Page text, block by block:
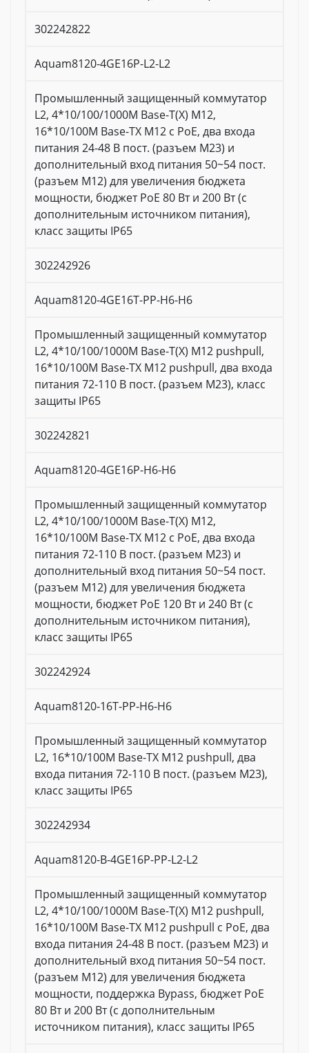
302242822
Aquam8120-4GE16P-L2-L2
Промышленный защищенный коммутатор
L2, 4*10/100/1000M Base-T(X) M12,
16*10/100M Base-TX M12 с PoE, два входа
питания 24-48 В пост. (разъем M23) и
дополнительный вход питания 50~54 пост.
(разъем M12) для увеличения бюджета
мощности, бюджет PoE 80 Вт и 200 Вт (с
дополнительным источником питания),
класс защиты IP65
302242926
Aquam8120-4GE16T-PP-H6-H6
Промышленный защищенный коммутатор
L2, 4*10/100/1000M Base-T(X) M12 pushpull,
16*10/100M Base-TX M12 pushpull, два входа
питания 72-110 В пост. (разъем M23), класс
защиты IP65
302242821
Aquam8120-4GE16P-H6-H6
Промышленный защищенный коммутатор
L2, 4*10/100/1000M Base-T(X) M12,
16*10/100M Base-TX M12 с PoE, два входа
питания 72-110 В пост. (разъем M23) и
дополнительный вход питания 50~54 пост.
(разъем M12) для увеличения бюджета
мощности, бюджет PoE 120 Вт и 240 Вт (с
дополнительным источником питания),
класс защиты IP65
302242924
Aquam8120-16T-PP-H6-H6
Промышленный защищенный коммутатор
L2, 16*10/100M Base-TX M12 pushpull, два
входа питания 72-110 В пост. (разъем M23),
класс защиты IP65
302242934
Aquam8120-B-4GE16P-PP-L2-L2
Промышленный защищенный коммутатор
L2, 4*10/100/1000M Base-T(X) M12 pushpull,
16*10/100M Base-TX M12 pushpull с PoE, два
входа питания 24-48 В пост. (разъем M23) и
дополнительный вход питания 50~54 пост.
(разъем M12) для увеличения бюджета
мощности, поддержка Bypass, бюджет PoE
80 Вт и 200 Вт (с дополнительным
источником питания), класс защиты IP65